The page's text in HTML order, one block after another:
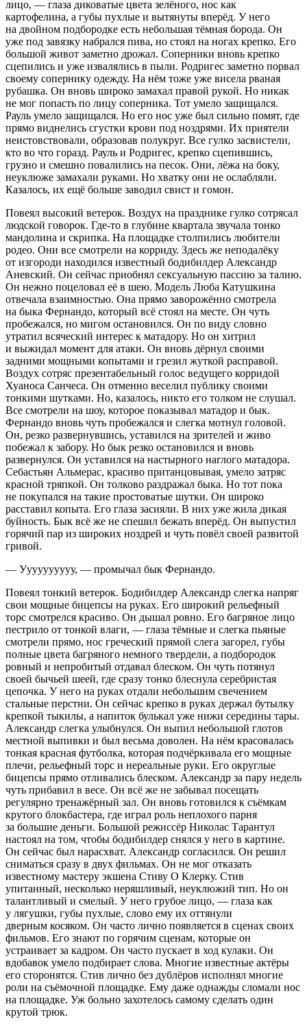
лицо, — глаза диковатые цвета зелёного, нос как
картофелина, а губы пухлые и вытянуты вперёд. У него
на двойном подбородке есть небольшая тёмная борода. Он
уже под завязку набрался пива, но стоял на ногах крепко. Его
большой живот заметно дрожал. Соперники вновь крепко
сцепились и уже извалялись в пыли. Родригес заметно порвал
своему сопернику одежду. На нём тоже уже висела рваная
рубашка. Он вновь широко замахал правой рукой. Но никак
не мог попасть по лицу соперника. Тот умело защищался.
Рауль умело защищался. Но его нос уже был сильно помят, где
прямо виднелись сгустки крови под ноздрями. Их приятели
неистовствовали, образовав полукруг. Все гулко засвистели,
кто во что горазд. Рауль и Родригес, крепко сцепившись,
грузно и смешно повалились на песок. Они, лёжа на боку,
неуклюже замахали руками. Но хватку они не ослабляли.
Казалось, их ещё больше заводил свист и гомон.
Повеял высокий ветерок. Воздух на празднике гулко сотрясал
людской говорок. Где-то в глубине квартала звучала тонко
мандолина и скрипка. На площадке столпились любители
родео. Они все смотрели на корриду. Здесь же неподалёку
от изгороди находился известный бодибилдер Александр
Аневский. Он сейчас приобнял сексуальную пассию за талию.
Он нежно поцеловал её в шею. Модель Люба Катушкина
отвечала взаимностью. Она прямо заворожённо смотрела
на быка Фернандо, который всё стоял на месте. Он чуть
пробежался, но мигом остановился. Он по виду словно
утратил всяческий интерес к матадору. Но он хитрил
и выжидал момент для атаки. Он вновь дёрнул своими
задними мощными копытами и грезил жуткой расправой.
Воздух сотряс презентабельный голос ведущего корридой
Хуаноса Санчеса. Он отменно веселил публику своими
тонкими шутками. Но, казалось, никто его толком не слушал.
Все смотрели на шоу, которое показывал матадор и бык.
Фернандо вновь чуть пробежался и слегка мотнул головой.
Он, резко развернувшись, уставился на зрителей и живо
побежал к забору. Но бык резко остановился и вновь
развернулся. Он уставился на настырного наглого матадора.
Себастьян Альмерас, красиво пританцовывая, умело затряс
красной тряпкой. Он толково раздражал быка. Но тот пока
не покупался на такие простоватые шутки. Он широко
расставил копыта. Его глаза засияли. В них уже жила дикая
буйность. Бык всё же не спешил бежать вперёд. Он выпустил
горячий пар из широких ноздрей и чуть повёл своей развитой
гривой.
— Уууууууууу, — промычал бык Фернандо.
Повеял тонкий ветерок. Бодибилдер Александр слегка напряг
свои мощные бицепсы на руках. Его широкий рельефный
торс смотрелся красиво. Он дышал ровно. Его багряное лицо
пестрило от тонкой влаги, — глаза тёмные и слегка пьяные
смотрели прямо, нос греческий прямой слега загорел, губы
полные цвета багряного немного твердели, а подбородок
ровный и непробитый отдавал блеском. Он чуть потянул
своей бычьей шеей, где сразу тонко блеснула серебристая
цепочка. У него на руках отдали небольшим свечением
стальные перстни. Он сейчас крепко в руках держал бутылку
крепкой тыкилы, а напиток булькал уже нижи середины тары.
Александр слегка улыбнулся. Он выпил небольшой глотов
местной выпивки и был весьма доволен. На нём красовалась
тонкая красная футболка, которая подчёркивала его мощные
плечи, рельефный торс и нереальные руки. Его округлые
бицепсы прямо отливались блеском. Александр за пару недель
чуть прибавил в весе. Он всё же не забывал посещать
регулярно тренажёрный зал. Он вновь готовился к съёмкам
крутого блокбастера, где играл роль неплохого парня
за большие деньги. Большой режиссёр Николас Тарантул
настоял на том, чтобы бодибилдер снялся у него в картине.
Он сейчас был нарасхват. Александр согласился. Он решил
сниматься сразу в двух фильмах. Он не мог отказать
известному мастеру экшена Стиву О Клерку. Стив
упитанный, несколько неряшливый, неуклюжий тип. Но он
талантливый и смелый. У него грубое лицо, — глаза как
у лягушки, губы пухлые, слово ему их оттянули
дверным косяком. Он часто лично появляется в сценах своих
фильмов. Его знают по горячим сценам, которые он
устраивает за кадром. Он часто пускает в ход кулаки. Он
вдобавок умело подбирает слова. Многие известные актёры
его сторонятся. Стив лично без дублёров исполнял многие
роли на съёмочной площадке. Ему даже однажды сломали нос
на площадке. Уж больно захотелось самому сделать один
крутой трюк.